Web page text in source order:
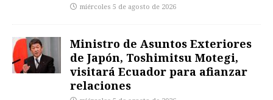
miércoles 5 de agosto de 2026
Ministro de Asuntos Exteriores
de Japón, Toshimitsu Motegi,
visitará Ecuador para afianzar
relaciones